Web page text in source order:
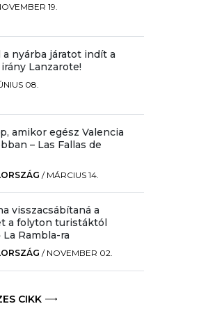
19.
a nyárba járatot indít a
Lanzarote!
08.
amikor egész Valencia
– Las Fallas de
/ MÁRCIUS 14.
visszacsábítaná a
a folyton turistáktól
Rambla-ra
/ NOVEMBER 02.
CIKK